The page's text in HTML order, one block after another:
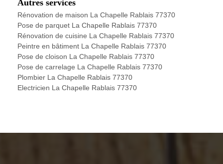
Autres services
Rénovation de maison La Chapelle Rablais 77370
Pose de parquet La Chapelle Rablais 77370
Rénovation de cuisine La Chapelle Rablais 77370
Peintre en bâtiment La Chapelle Rablais 77370
Pose de cloison La Chapelle Rablais 77370
Pose de carrelage La Chapelle Rablais 77370
Plombier La Chapelle Rablais 77370
Electricien La Chapelle Rablais 77370